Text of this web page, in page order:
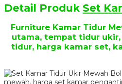
Detail Produk Set
Furniture Kamar Tidur
utama, tempat tidur
tidur, harga kamar set,